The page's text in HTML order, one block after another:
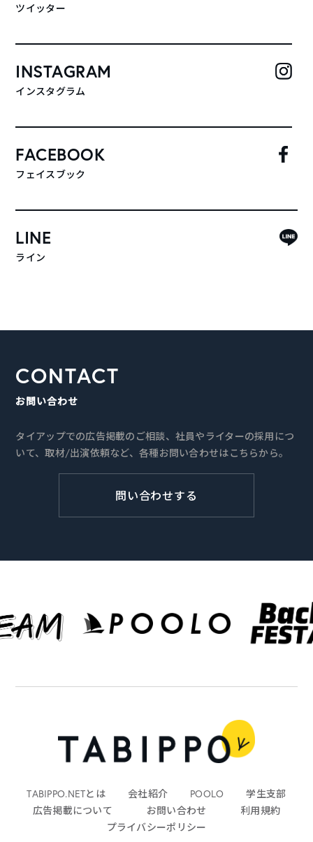
ツイッター
INSTAGRAM
インスタグラム
FACEBOOK
フェイスブック
LINE
ライン
CONTACT
お問い合わせ
タイアップでの広告掲載のご相談、社員やライターの採用につ
いて、取材/出演依頼など、各種お問い合わせはこちらから。
問い合わせする
TABIPPO.NETとは 会社紹介 POOLO
学生支部
広告掲載について
お問い合わせ
利用規約
プライバシーポリシー